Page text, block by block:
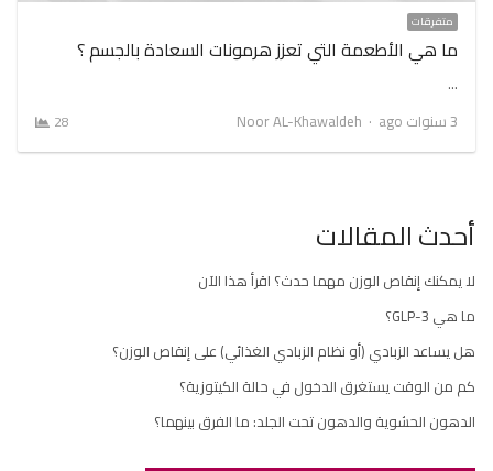
متفرقات
ما هي الأطعمة التي تعزز هرمونات السعادة بالجسم ؟
…
3 سنوات ago
Author
Noor AL-Khawaldeh
28
أحدث المقالات
لا يمكنك إنقاص الوزن مهما حدث؟ اقرأ هذا الآن
ما هي GLP-3؟
هل يساعد الزبادي (أو نظام الزبادي الغذائي) على إنقاص الوزن؟
كم من الوقت يستغرق الدخول في حالة الكيتوزية؟
الدهون الحشوية والدهون تحت الجلد: ما الفرق بينهما؟